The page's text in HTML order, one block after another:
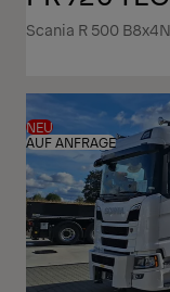
Scania R 500
NEU
AUF ANFRAGE